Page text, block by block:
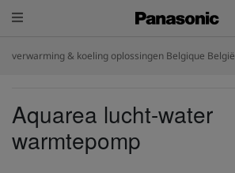
verwarming & koeling oplossingen Belgique België
Aquarea lucht-water
warmtepomp